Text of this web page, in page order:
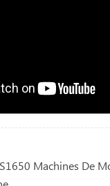
Machines De